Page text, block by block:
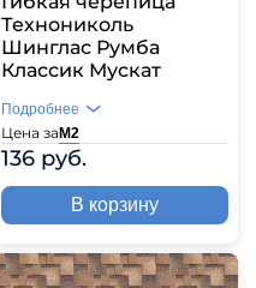
Технониколь
Шинглас Румба
Классик Мускат
Цена заМ2
136 руб.
Подробнее
В корзину